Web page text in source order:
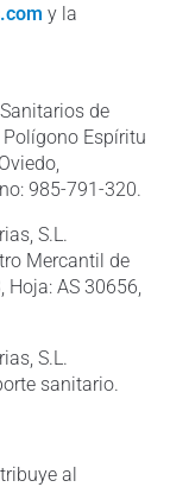
y la
de
Polígono Espíritu
985-791-320.
S.L.
Mercantil de
Hoja: AS 30656,
S.L.
sanitario.
al